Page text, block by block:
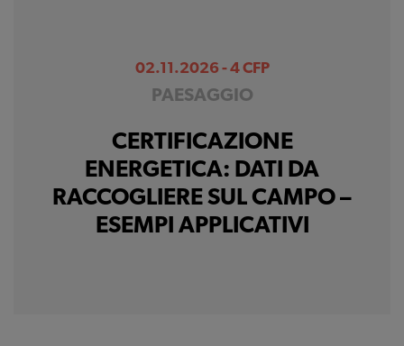
02.11.2026 - 4 CFP
PAESAGGIO
CERTIFICAZIONE
ENERGETICA: DATI DA
RACCOGLIERE SUL CAMPO –
ESEMPI APPLICATIVI